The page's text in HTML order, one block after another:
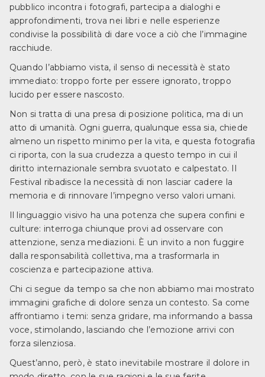
pubblico incontra i fotografi, partecipa a dialoghi e
approfondimenti, trova nei libri e nelle esperienze
condivise la possibilità di dare voce a ciò che l’immagine
racchiude.
Quando l’abbiamo vista, il senso di necessità è stato
immediato: troppo forte per essere ignorato, troppo
lucido per essere nascosto.
Non si tratta di una presa di posizione politica, ma di un
atto di umanità. Ogni guerra, qualunque essa sia, chiede
almeno un rispetto minimo per la vita, e questa fotografia
ci riporta, con la sua crudezza a questo tempo in cui il
diritto internazionale sembra svuotato e calpestato. Il
Festival ribadisce la necessità di non lasciar cadere la
memoria e di rinnovare l’impegno verso valori umani.
Il linguaggio visivo ha una potenza che supera confini e
culture: interroga chiunque provi ad osservare con
attenzione, senza mediazioni. È un invito a non fuggire
dalla responsabilità collettiva, ma a trasformarla in
coscienza e partecipazione attiva.
Chi ci segue da tempo sa che non abbiamo mai mostrato
immagini grafiche di dolore senza un contesto. Sa come
affrontiamo i temi: senza gridare, ma informando a bassa
voce, stimolando, lasciando che l’emozione arrivi con
forza silenziosa.
Quest’anno, però, è stato inevitabile mostrare il dolore in